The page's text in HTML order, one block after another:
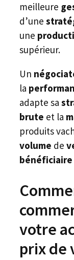
meilleure
d’une
une
supérieur.
Un
la
adapte sa
brute et la
produits
volume de
bénéficiaire
votre
prix de